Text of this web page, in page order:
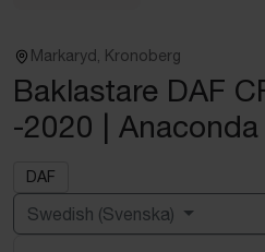
Markaryd, Kronoberg
Baklastare DAF
-2020 |
DAF
Swedish (Svenska)